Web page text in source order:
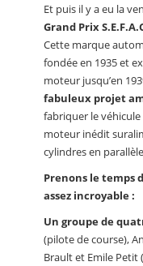
Et puis il y a eu la
Grand Prix
Cette marque
fondée en 1935 et
moteur jusqu’en
fabuleux projet
fabriquer le
moteur inédit
cylindres en
Prenons le temps
assez incroyable :
Un groupe de
(pilote de course),
Brault et Emile Petit